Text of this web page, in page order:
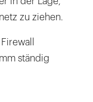
zu ziehen.
ständig